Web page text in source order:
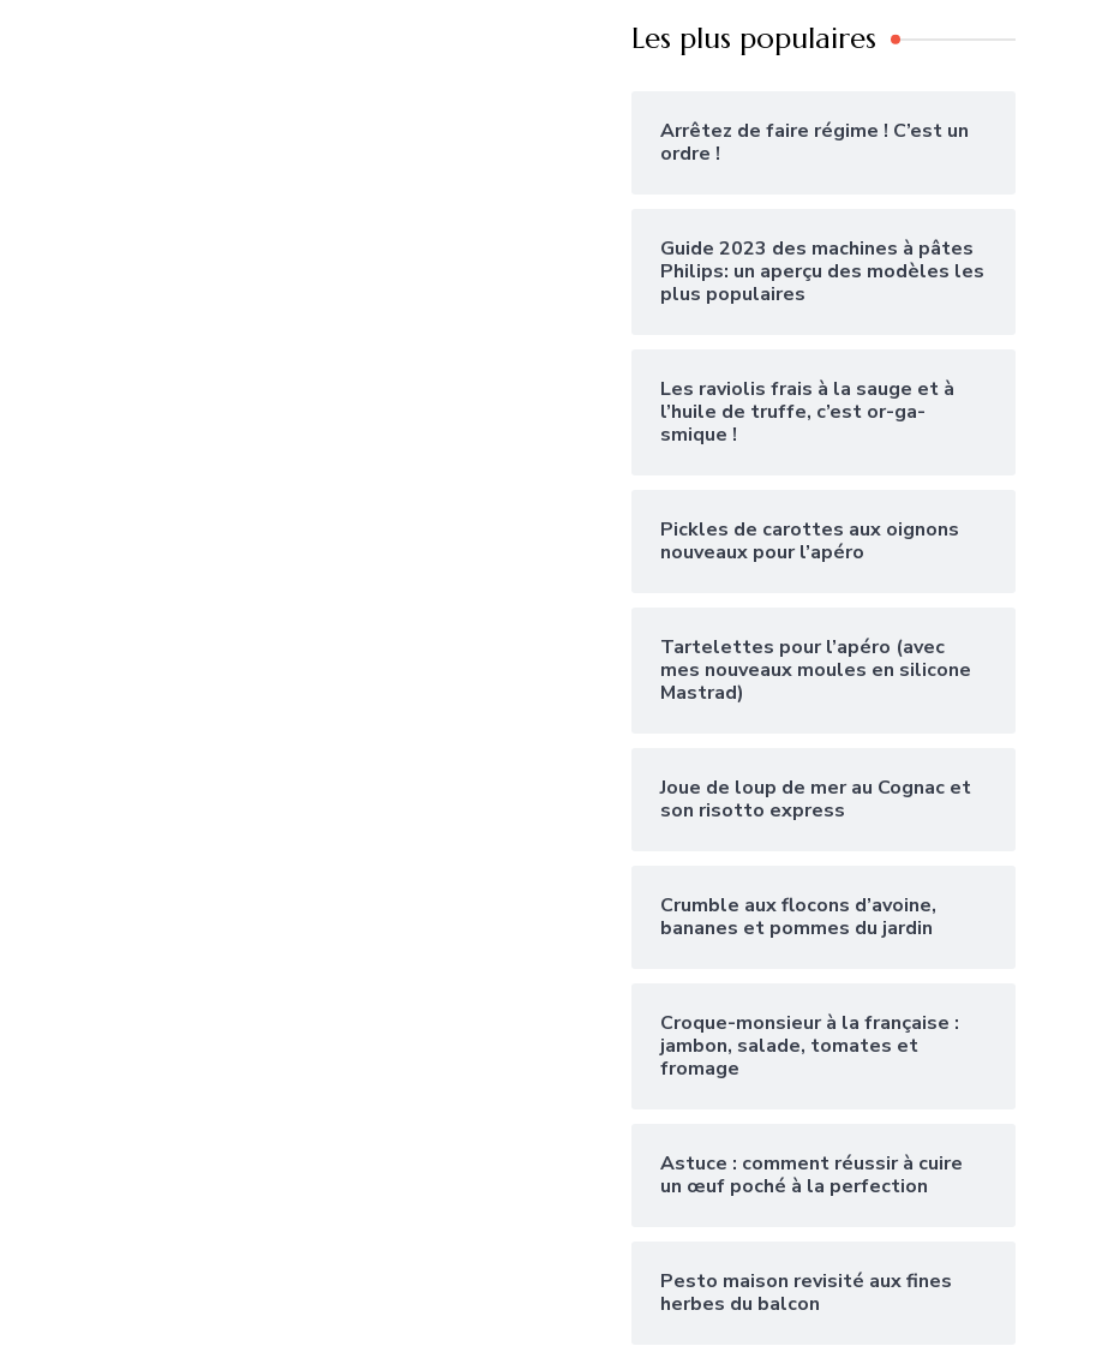
Les plus populaires
Arrêtez de faire régime ! C’est un
ordre !
Guide 2023 des machines à pâtes
Philips: un aperçu des modèles les
plus populaires
Les raviolis frais à la sauge et à
l’huile de truffe, c’est or-ga-
smique !
Pickles de carottes aux oignons
nouveaux pour l’apéro
Tartelettes pour l’apéro (avec
mes nouveaux moules en silicone
Mastrad)
Joue de loup de mer au Cognac et
son risotto express
Crumble aux flocons d’avoine,
bananes et pommes du jardin
Croque-monsieur à la française :
jambon, salade, tomates et
fromage
Astuce : comment réussir à cuire
un œuf poché à la perfection
Pesto maison revisité aux fines
herbes du balcon